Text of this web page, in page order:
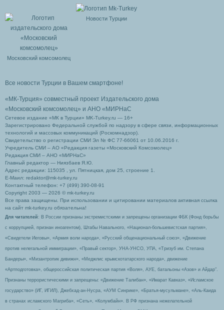
Московский комсомолец
Новости Турции
Все новости Турции в Вашем смартфоне!
«МК-Турция» совместный проект Издательского дома
«Московский комсомолец» и АНО «МИРНаС
Сетевое издание «МК в Турции» MK-Turkey.ru — 16+
Зарегистрировано Федеральной службой по надзору в сфере связи, информационных
технологий и массовых коммуникаций (Роскомнадзор).
Свидетельство о регистрации СМИ Эл № ФС 77-66061 от 10.06.2016 г.
Учредитель СМИ – АО «Редакция газеты «Московский Комсомолец»
Редакция СМИ – АНО «МИРНаС»
Главный редактор — Ниязбаев Я.Ю.
Адрес редакции: 115035 , ул. Пятницкая, дом 25, строение 1.
Е-Маил: redaktor@mk-turkey.ru
Контактный телефон: +7 (499) 390-08-91
Copyright 2003 — 2026 © mk-turkey.ru
Все права защищены. При использовании и цитировании материалов активная ссылка
на сайт mk-turkey.ru обязательна!
Для читателей : В России признаны экстремистскими и запрещены организации ФБК (Фонд борьбы
с коррупцией, признан иноагентом), Штабы Навального, «Национал-большевистская партия»,
«Свидетели Иеговы», «Армия воли народа», «Русский общенациональный союз», «Движение
против нелегальной иммиграции», «Правый сектор», УНА-УНСО, УПА, «Тризуб им. Степана
Бандеры», «Мизантропик дивижн», «Меджлис крымскотатарского народа», движение
«Артподготовка», общероссийская политическая партия «Воля», АУЕ, батальоны «Азов» и Айдар″.
Признаны террористическими и запрещены: «Движение Талибан», «Имарат Кавказ», «Исламское
государство» (ИГ, ИГИЛ), Джебхад-ан-Нусра, «АУМ Синрике», «Братья-мусульмане», «Аль-Каида
в странах исламского Магриба», «Сеть», «Колумбайн». В РФ признана нежелательной